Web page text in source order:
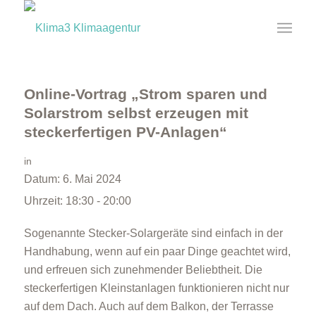
Online-Vortrag „Strom sparen und
Solarstrom selbst erzeugen mit
steckerfertigen PV-Anlagen“
in
Datum: 6. Mai 2024
Uhrzeit: 18:30 - 20:00
Sogenannte Stecker-Solargeräte sind einfach in der
Handhabung, wenn auf ein paar Dinge geachtet wird,
und erfreuen sich zunehmender Beliebtheit. Die
steckerfertigen Kleinstanlagen funktionieren nicht nur
auf dem Dach. Auch auf dem Balkon, der Terrasse